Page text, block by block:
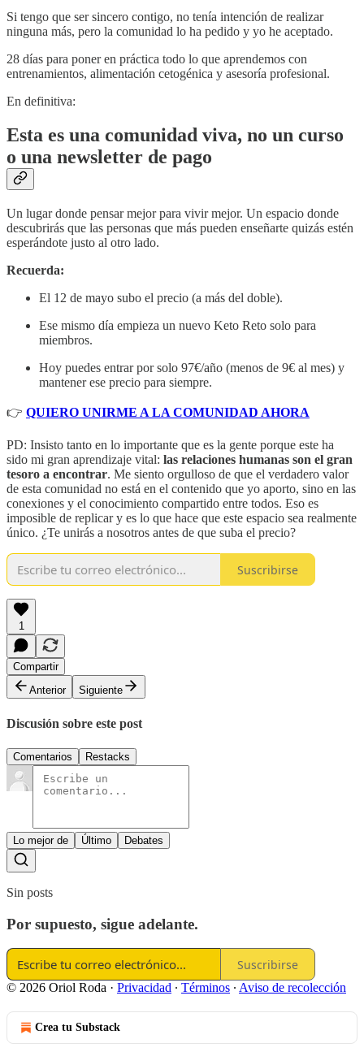
Si tengo que ser sincero contigo, no tenía intención de realizar
ninguna más, pero la comunidad lo ha pedido y yo he aceptado.
28 días para poner en práctica todo lo que aprendemos con
entrenamientos, alimentación cetogénica y asesoría profesional.
En definitiva:
Esta es una comunidad viva, no un curso
o una newsletter de pago
Un lugar donde pensar mejor para vivir mejor. Un espacio donde
descubrirás que las personas que más pueden enseñarte quizás estén
esperándote justo al otro lado.
Recuerda:
El 12 de mayo subo el precio (a más del doble).
Ese mismo día empieza un nuevo Keto Reto solo para
miembros.
Hoy puedes entrar por solo 97€/año (menos de 9€ al mes) y
mantener ese precio para siempre.
👉 QUIERO UNIRME A LA COMUNIDAD AHORA
PD: Insisto tanto en lo importante que es la gente porque este ha
sido mi gran aprendizaje vital: las relaciones humanas son el gran
tesoro a encontrar. Me siento orgulloso de que el verdadero valor
de esta comunidad no está en el contenido que yo aporto, sino en las
conexiones y el conocimiento compartido entre todos. Eso es
imposible de replicar y es lo que hace que este espacio sea realmente
único. ¿Te unirás a nosotros antes de que suba el precio?
Suscribirse
1
Compartir
Anterior
Siguiente
Discusión sobre este post
Comentarios Restacks
Lo mejor de Último Debates
Sin posts
Por supuesto, sigue adelante.
Suscribirse
© 2026 Oriol Roda · Privacidad ∙ Términos ∙ Aviso de recolección
Crea tu Substack